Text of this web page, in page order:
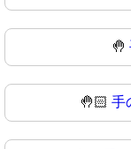
🤚
🤚🏻 手